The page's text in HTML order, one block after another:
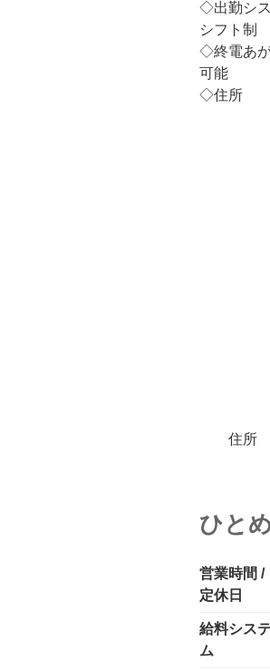
◇出勤シ
シフト制
◇終電あ
可能
◇住所
住所 東
ひと
営業時間 /
定休日
給料シス
ム